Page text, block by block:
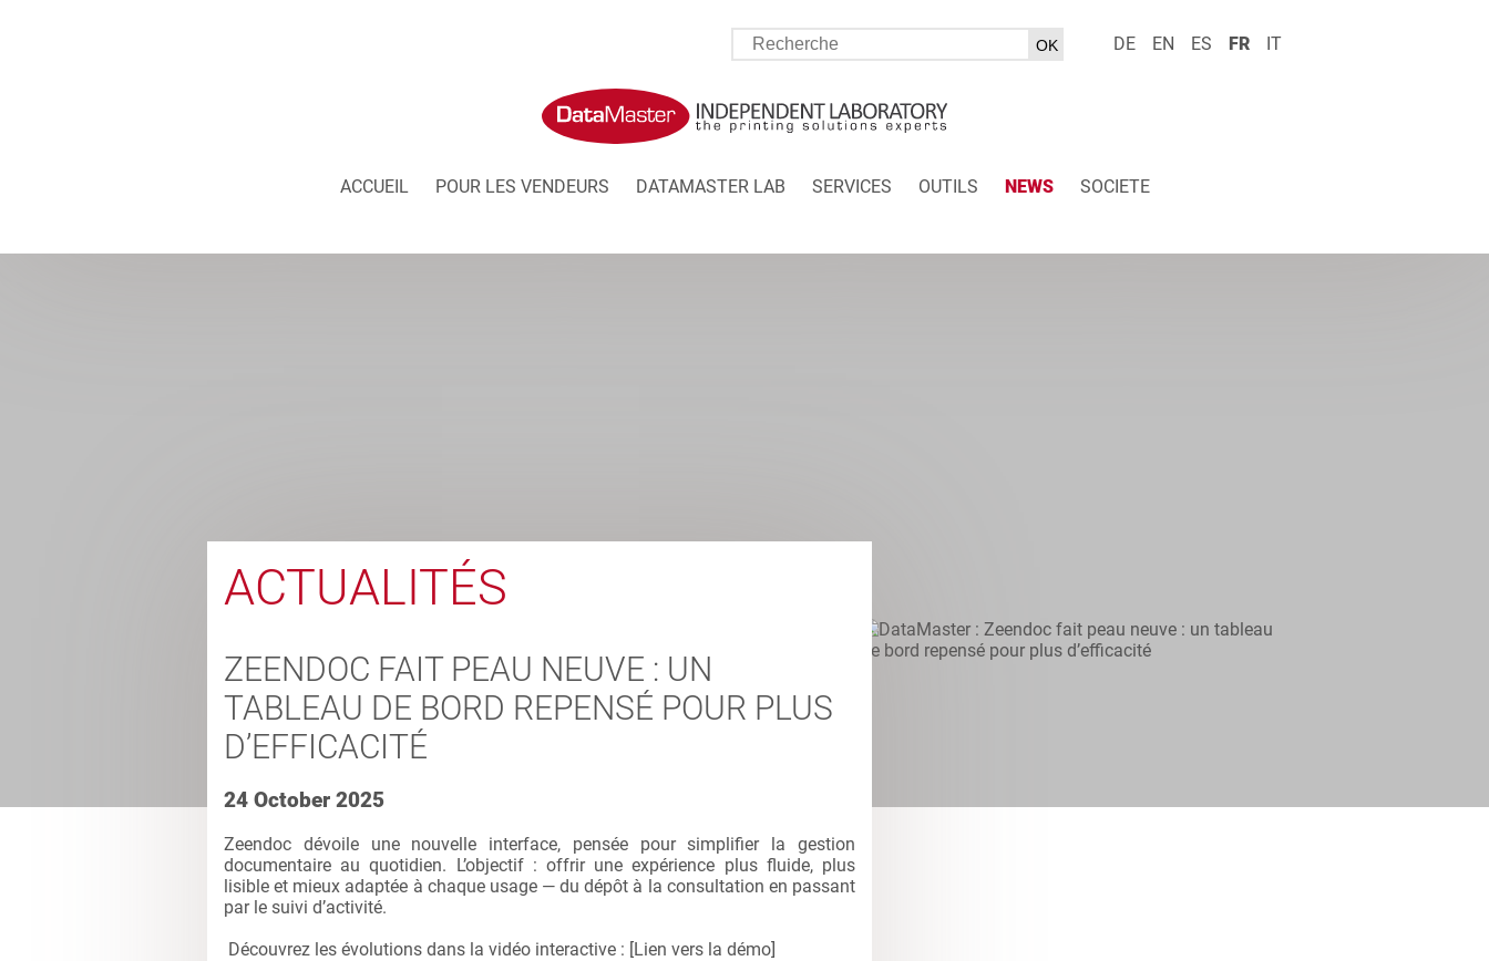
DE EN ES FR IT
ACCUEIL POUR LES VENDEURS DATAMASTER LAB SERVICES OUTILS NEWS SOCIETE
ACTUALITÉS
ZEENDOC FAIT PEAU NEUVE : UN
TABLEAU DE BORD REPENSÉ POUR PLUS
D’EFFICACITÉ
24 October 2025
Zeendoc dévoile une nouvelle interface, pensée pour simplifier la gestion
documentaire au quotidien. L’objectif : offrir une expérience plus fluide, plus
lisible et mieux adaptée à chaque usage — du dépôt à la consultation en passant
par le suivi d’activité.
Découvrez les évolutions dans la vidéo interactive : [Lien vers la démo]